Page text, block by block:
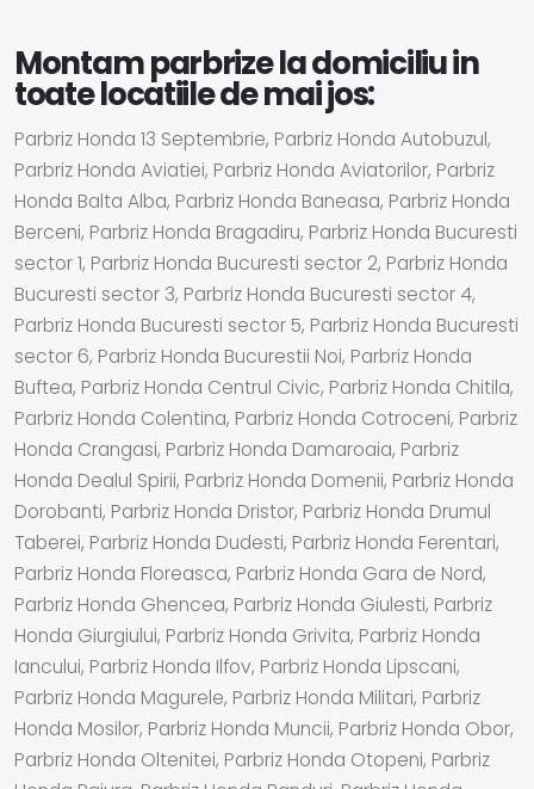
Montam parbrize la domiciliu in
toate locatiile de mai jos:
Parbriz Honda 13 Septembrie, Parbriz Honda Autobuzul,
Parbriz Honda Aviatiei, Parbriz Honda Aviatorilor, Parbriz
Honda Balta Alba, Parbriz Honda Baneasa, Parbriz Honda
Berceni, Parbriz Honda Bragadiru, Parbriz Honda Bucuresti
sector 1, Parbriz Honda Bucuresti sector 2, Parbriz Honda
Bucuresti sector 3, Parbriz Honda Bucuresti sector 4,
Parbriz Honda Bucuresti sector 5, Parbriz Honda Bucuresti
sector 6, Parbriz Honda Bucurestii Noi, Parbriz Honda
Buftea, Parbriz Honda Centrul Civic, Parbriz Honda Chitila,
Parbriz Honda Colentina, Parbriz Honda Cotroceni, Parbriz
Honda Crangasi, Parbriz Honda Damaroaia, Parbriz
Honda Dealul Spirii, Parbriz Honda Domenii, Parbriz Honda
Dorobanti, Parbriz Honda Dristor, Parbriz Honda Drumul
Taberei, Parbriz Honda Dudesti, Parbriz Honda Ferentari,
Parbriz Honda Floreasca, Parbriz Honda Gara de Nord,
Parbriz Honda Ghencea, Parbriz Honda Giulesti, Parbriz
Honda Giurgiului, Parbriz Honda Grivita, Parbriz Honda
Iancului, Parbriz Honda Ilfov, Parbriz Honda Lipscani,
Parbriz Honda Magurele, Parbriz Honda Militari, Parbriz
Honda Mosilor, Parbriz Honda Muncii, Parbriz Honda Obor,
Parbriz Honda Oltenitei, Parbriz Honda Otopeni, Parbriz